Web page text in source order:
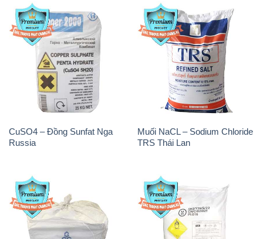
CuSO4 – Đồng Sunfat Nga
Russia
Muối NaCL – Sodium Chloride
TRS Thái Lan